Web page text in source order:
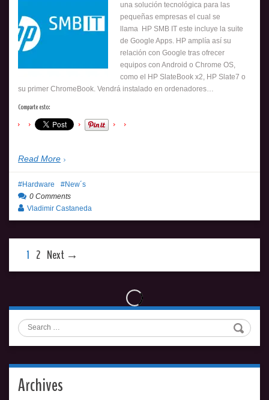
una solución tecnológica para las
pequeñas empresas el cual se
llama HP SMB IT este incluye la suite
de Google Apps. HP amplía así su
relación con Google tras ofrecer
equipos con Android o Chrome OS,
como el HP SlateBook x2, HP Slate7 o
su primer ChromeBook. Vendrá instalado en ordenadores…
Comparte esto:
Read More
Hardware
New´s
0 Comments
Vladimir Castaneda
1 2 Next →
Search
Archives